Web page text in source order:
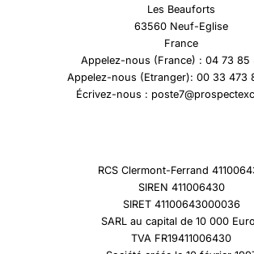
Les Beauforts
63560 Neuf-Eglise
France
Appelez-nous (France) : 04 73 85
Appelez-nous (Etranger): 00 33 473
Écrivez-nous :
RCS Clermont-Ferrand
SIREN 411006430
SIRET 41100643000036
SARL au capital de 10 000
TVA FR19411006430